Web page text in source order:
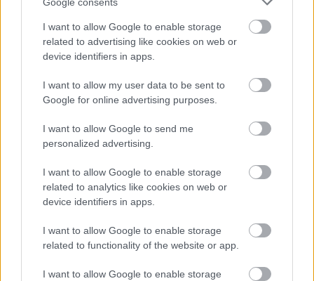
I want to allow Google to enable storage
related to advertising like cookies on web or
device identifiers in apps.
I want to allow my user data to be sent to
Google for online advertising purposes.
I want to allow Google to send me
personalized advertising.
I want to allow Google to enable storage
related to analytics like cookies on web or
device identifiers in apps.
I want to allow Google to enable storage
related to functionality of the website or app.
I want to allow Google to enable storage
Gucci